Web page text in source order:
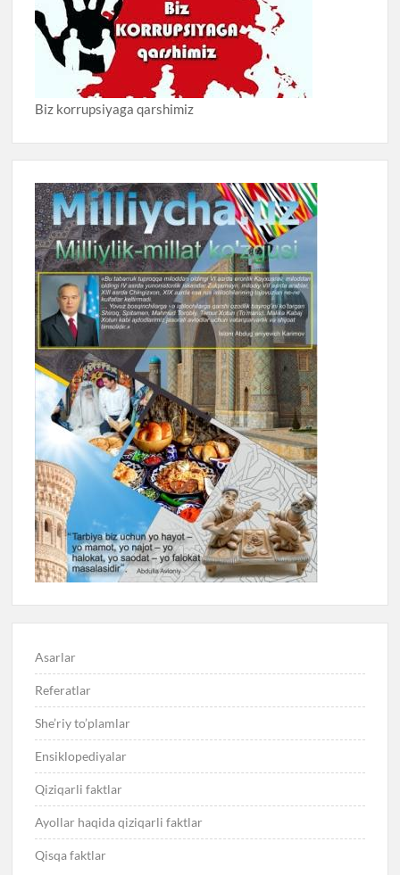
Biz korrupsiyaga qarshimiz
Asarlar
Referatlar
She’riy to’plamlar
Ensiklopediyalar
Qiziqarli faktlar
Ayollar haqida qiziqarli faktlar
Qisqa faktlar